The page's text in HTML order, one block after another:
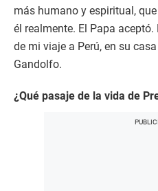
más humano y espiritual,
él realmente. El Papa
de mi viaje a Perú, en su
Gandolfo.
¿Qué pasaje de la vida de